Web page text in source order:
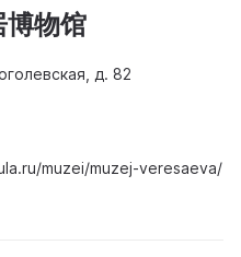
博物馆
д. 82
muzei/muzej-veresaeva/